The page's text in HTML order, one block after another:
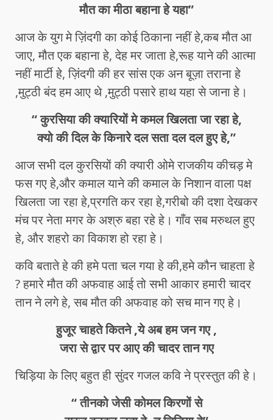
मौत का मीठा बहाना हे यहा”
आज के युग मे ज़िंदगी का कोई ठिकाना नहीं हे,कब मौत आ
जाए, मौत एक बहाना हे, देह मर जाता हे,रूह याने की आत्मा
नहीं मार्टी हे, ज़िंदगी की हर सांस एक अन बूज़ा तराना हे
,मुट्ठी बंद हम आए थे ,मुट्ठी पसारे हाथ यहा से जाना हे।
“ कुरसिया की क्यारियों मे कमल खिलता जा रहा हे,
क्यो की दिल के किनारे दल सता दल दल हुए हे,”
आज सभी दल कुरसियों की क्यारी ओमे राजकीय कीचड़ मे
फस गए हे,और कमाल याने की कमाल के निशान वाला पक्ष
खिलता जा रहा हे,प्रगति कर रहा हे,गरीबो की दशा देखकर
मंच पर नेता मगर के अश्रु बहा रहे हे। गाँव सब मरुथल हुए
हे, और शहरो का विकाश हो रहा हे।
कवि बताते हे की हमे पता चल गया हे की,हमे कौन चाहता हे
? हमारे मौत की अफवाह आई तो सभी आकार हमारी चादर
तान ने लगे हे, सब मौत की अफवाह को सच मान गए हे।
हुजूर चाहते कितने ,ये अब हम जन गए ,
जरा से द्वार पर आए की चादर तान गए
चिड़िया के लिए बहुत ही सुंदर गजल कवि ने प्रस्तुत की हे।
“ तीनको जेसी कोमल किरणों से